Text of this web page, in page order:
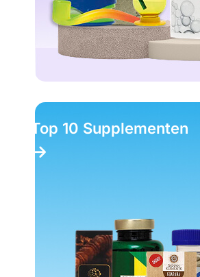
Top 10 Supplementen